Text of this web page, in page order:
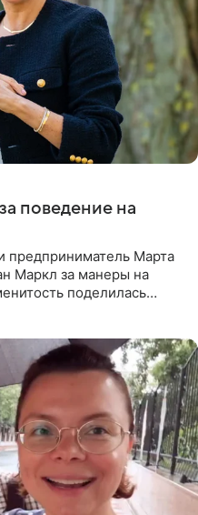
поведение на
предприниматель Марта
Маркл за манеры на
поделилась